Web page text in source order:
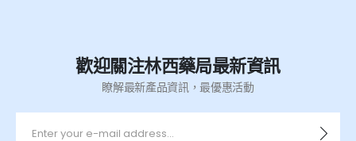
歡迎關注林西藥局最新資訊
瞭解最新產品資訊，最優惠活動